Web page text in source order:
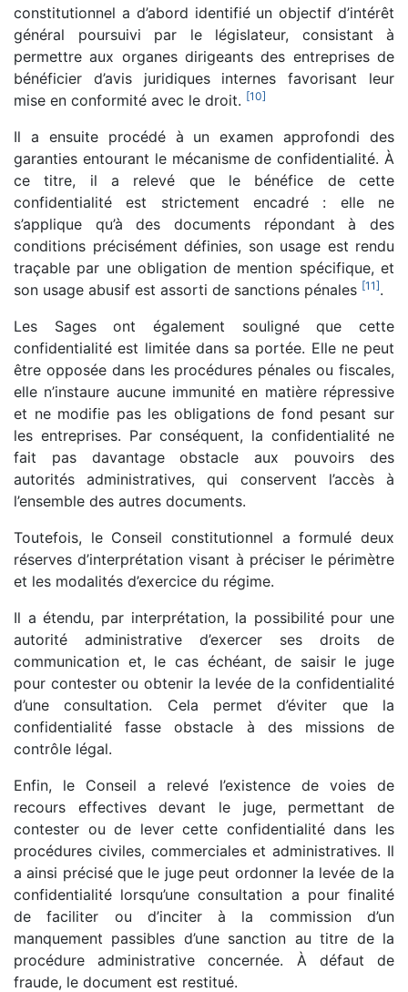
constitutionnel a d’abord identifié un objectif d’intérêt
général poursuivi par le législateur, consistant à
permettre aux organes dirigeants des entreprises de
bénéficier d’avis juridiques internes favorisant leur
mise en conformité avec le droit. [10]
Il a ensuite procédé à un examen approfondi des
garanties entourant le mécanisme de confidentialité. À
ce titre, il a relevé que le bénéfice de cette
confidentialité est strictement encadré : elle ne
s’applique qu’à des documents répondant à des
conditions précisément définies, son usage est rendu
traçable par une obligation de mention spécifique, et
son usage abusif est assorti de sanctions pénales [11].
Les Sages ont également souligné que cette
confidentialité est limitée dans sa portée. Elle ne peut
être opposée dans les procédures pénales ou fiscales,
elle n’instaure aucune immunité en matière répressive
et ne modifie pas les obligations de fond pesant sur
les entreprises. Par conséquent, la confidentialité ne
fait pas davantage obstacle aux pouvoirs des
autorités administratives, qui conservent l’accès à
l’ensemble des autres documents.
Toutefois, le Conseil constitutionnel a formulé deux
réserves d’interprétation visant à préciser le périmètre
et les modalités d’exercice du régime.
Il a étendu, par interprétation, la possibilité pour une
autorité administrative d’exercer ses droits de
communication et, le cas échéant, de saisir le juge
pour contester ou obtenir la levée de la confidentialité
d’une consultation. Cela permet d’éviter que la
confidentialité fasse obstacle à des missions de
contrôle légal.
Enfin, le Conseil a relevé l’existence de voies de
recours effectives devant le juge, permettant de
contester ou de lever cette confidentialité dans les
procédures civiles, commerciales et administratives. Il
a ainsi précisé que le juge peut ordonner la levée de la
confidentialité lorsqu’une consultation a pour finalité
de faciliter ou d’inciter à la commission d’un
manquement passibles d’une sanction au titre de la
procédure administrative concernée. À défaut de
fraude, le document est restitué.